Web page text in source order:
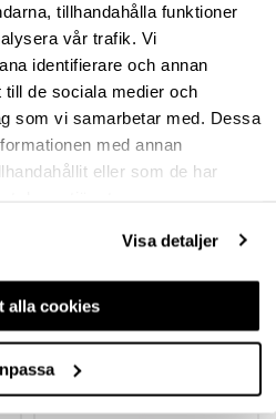
tillhandahålla funktioner
vår trafik. Vi
identifierare och annan
till de sociala medier och
som vi samarbetar med. Dessa
med annan
eller som de har
Visa detaljer
alla cookies